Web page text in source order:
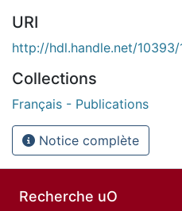
URI
http://hdl.handle.net/10393/
Collections
Français - Publications
Notice complète
Recherche uO